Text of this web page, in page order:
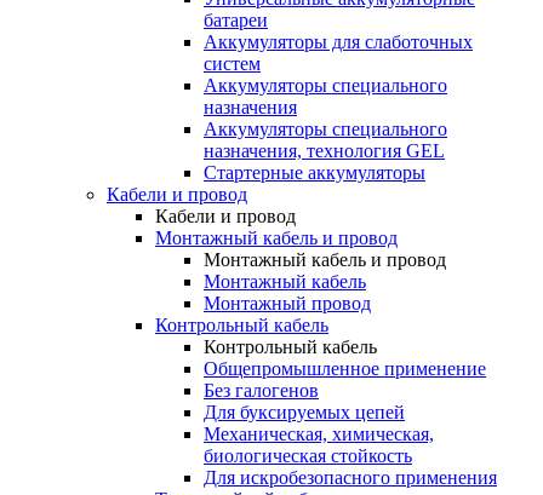
батареи
Аккумуляторы для слаботочных
систем
Аккумуляторы специального
назначения
Аккумуляторы специального
назначения, технология GEL
Стартерные аккумуляторы
Кабели и провод
Кабели и провод
Монтажный кабель и провод
Монтажный кабель и провод
Монтажный кабель
Монтажный провод
Контрольный кабель
Контрольный кабель
Общепромышленное применение
Без галогенов
Для буксируемых цепей
Механическая, химическая,
биологическая стойкость
Для искробезопасного применения